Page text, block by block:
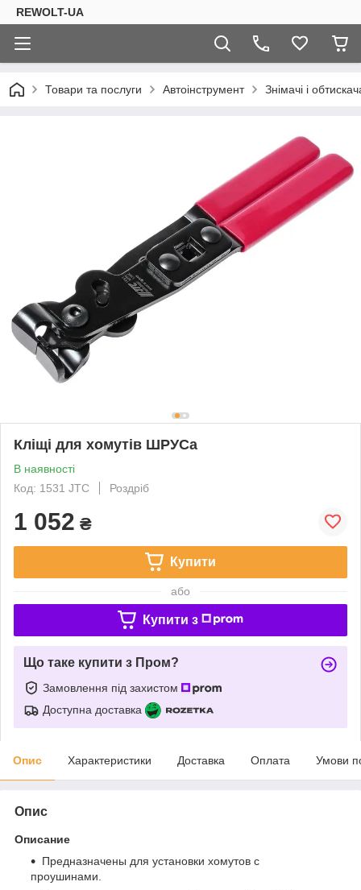
REWOLT-UA
Товари та послуги Автоінструмент Знімачі і
Кліщі для хомутів ШРУСа
В наявності
Код: 1531 JTC
Роздріб
1 052 ₴
Купити
або
Купити з
Що таке купити з Пром?
Замовлення під захистом
Доступна доставка
Опис Характеристики Доставка Оплата Умови
Опис
Описание
Предназначены для установки хомутов с
проушинами.